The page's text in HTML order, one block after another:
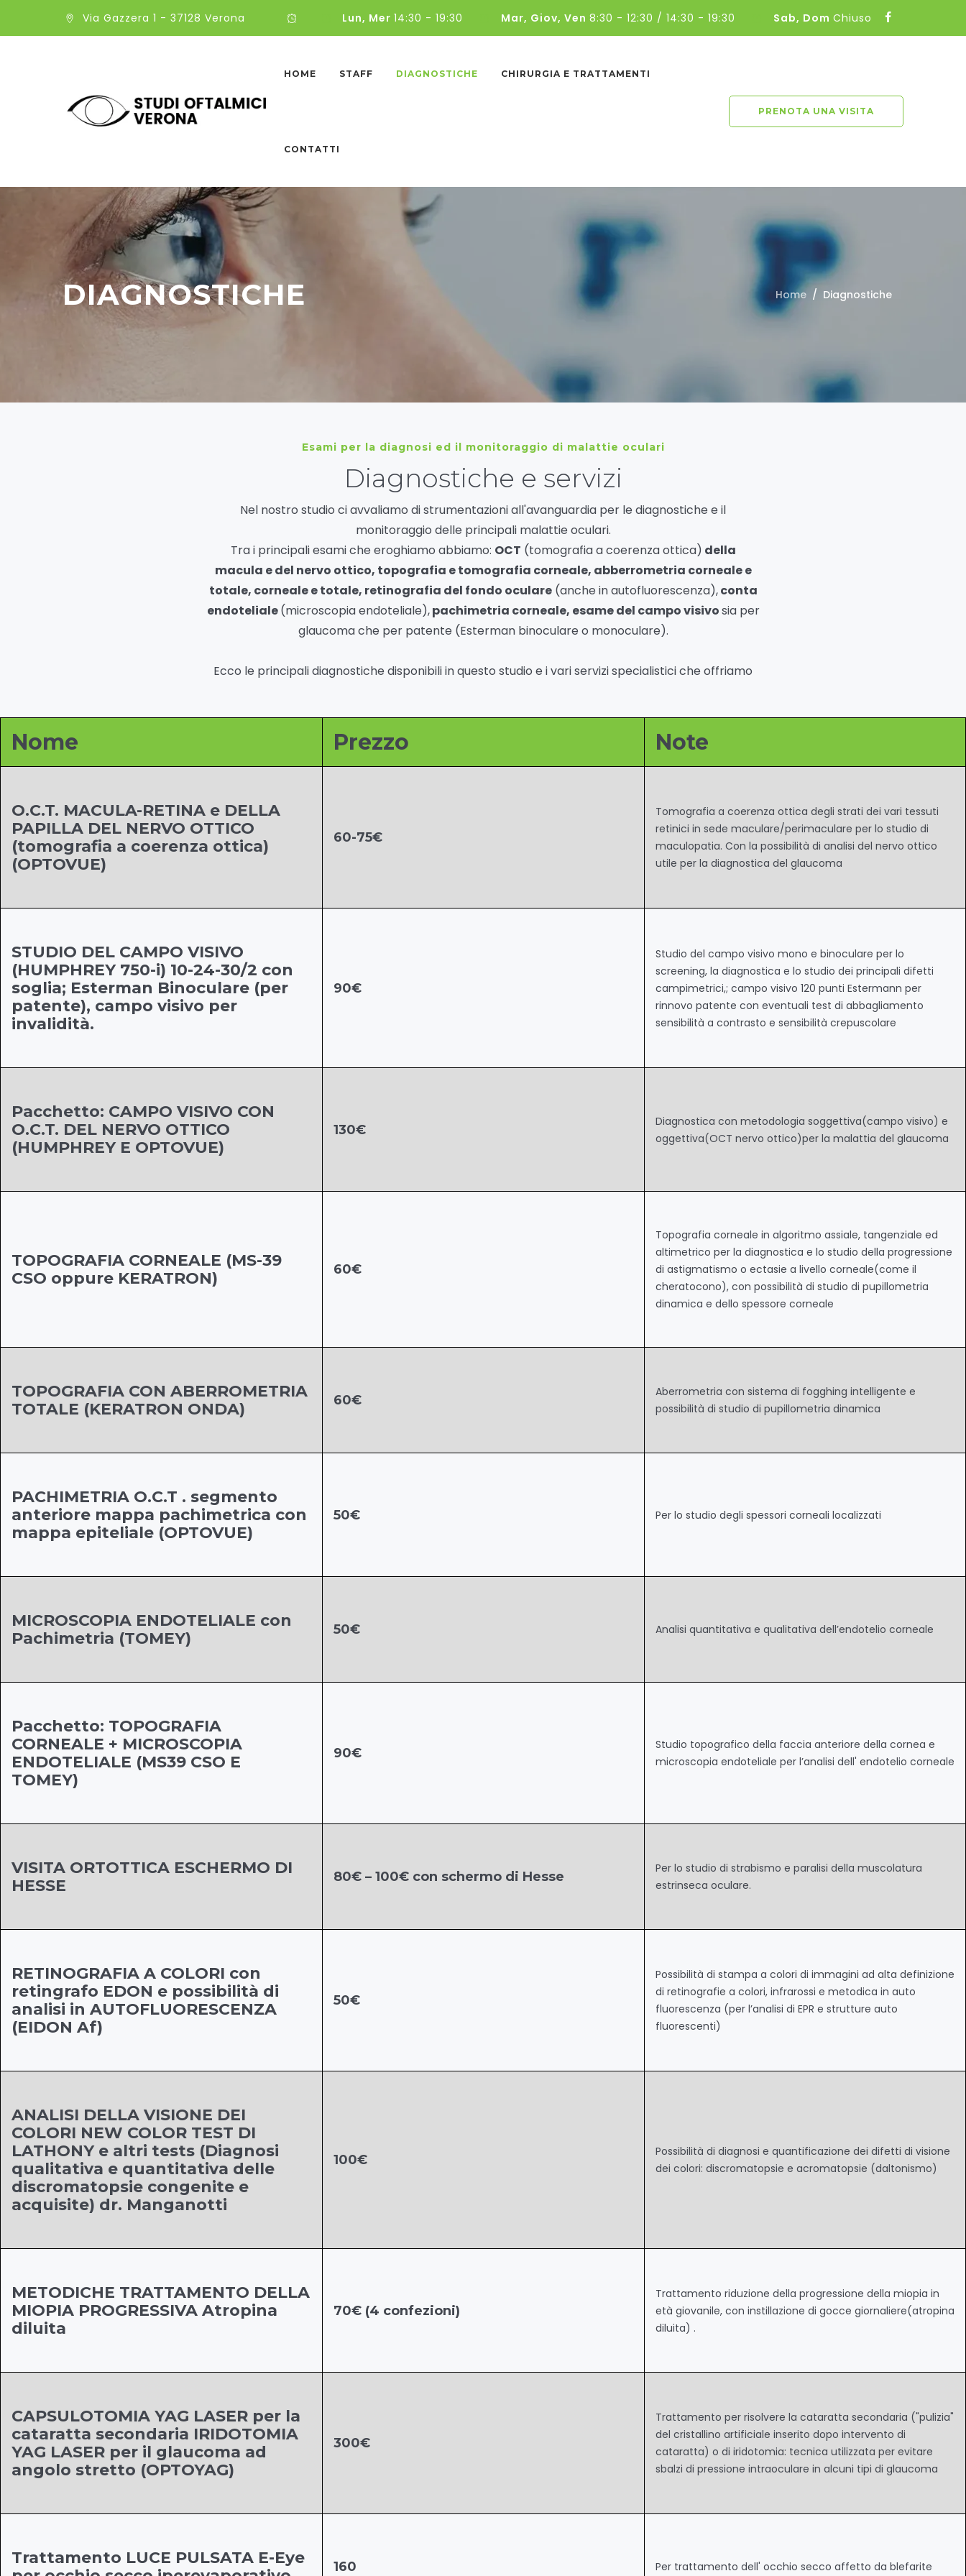
Via Gazzera 1 - 37128 Verona Lun, Mer14:30 - 19:30 Mar, Giov, Ven8:30 - 12:30 / 14:30 - 19:30 Sab, Dom Chiuso
HOME STAFF DIAGNOSTICHE CHIRURGIA E TRATTAMENTI
CONTATTI
PRENOTA UNA VISITA
DIAGNOSTICHE Home Diagnostiche
Esami per la diagnosi ed il monitoraggio di malattie oculari
Diagnostiche e servizi
Nel nostro studio ci avvaliamo di strumentazioni all'avanguardia per le diagnostiche e il
monitoraggio delle principali malattie oculari.
Tra i principali esami che eroghiamo abbiamo: OCT (tomografia a coerenza ottica) della
macula e del nervo ottico, topografia e tomografia corneale, abberrometria corneale e
totale, corneale e totale, retinografia del fondo oculare(anche in autofluorescenza),conta
endoteliale(microscopia endoteliale),pachimetria corneale, esame del campo visivosia per
glaucoma che per patente (Esterman binoculare o monoculare).
Ecco le principali diagnostiche disponibili in questo studio e i vari servizi specialistici che offriamo
Nome Prezzo Note
O.C.T. MACULA-RETINA e DELLA
PAPILLA DEL NERVO OTTICO
(tomografia a coerenza ottica)
(OPTOVUE)
60-75€
Tomografia a coerenza ottica degli strati dei vari tessuti
retinici in sede maculare/perimaculare per lo studio di
maculopatia. Con la possibilità di analisi del nervo ottico
utile per la diagnostica del glaucoma
STUDIO DEL CAMPO VISIVO
(HUMPHREY 750-i) 10-24-30/2 con
soglia; Esterman Binoculare (per
patente), campo visivo per
invalidità.
90€
Studio del campo visivo mono e binoculare per lo
screening, la diagnostica e lo studio dei principali difetti
campimetrici,; campo visivo 120 punti Estermann per
rinnovo patente con eventuali test di abbagliamento
sensibilità a contrasto e sensibilità crepuscolare
Pacchetto: CAMPO VISIVO CON
O.C.T. DEL NERVO OTTICO
(HUMPHREY E OPTOVUE)
130€
Diagnostica con metodologia soggettiva(campo visivo) e
oggettiva(OCT nervo ottico)per la malattia del glaucoma
TOPOGRAFIA CORNEALE (MS-39
CSO oppure KERATRON)
60€
Topografia corneale in algoritmo assiale, tangenziale ed
altimetrico per la diagnostica e lo studio della progressione
di astigmatismo o ectasie a livello corneale(come il
cheratocono), con possibilità di studio di pupillometria
dinamica e dello spessore corneale
TOPOGRAFIA CON ABERROMETRIA
TOTALE (KERATRON ONDA)
60€
Aberrometria con sistema di fogghing intelligente e
possibilità di studio di pupillometria dinamica
PACHIMETRIA O.C.T . segmento
anteriore mappa pachimetrica con
mappa epiteliale (OPTOVUE)
50€ Per lo studio degli spessori corneali localizzati
MICROSCOPIA ENDOTELIALE con
Pachimetria (TOMEY)
50€ Analisi quantitativa e qualitativa dell’endotelio corneale
Pacchetto: TOPOGRAFIA
CORNEALE + MICROSCOPIA
ENDOTELIALE (MS39 CSO E
TOMEY)
90€
Studio topografico della faccia anteriore della cornea e
microscopia endoteliale per l’analisi dell' endotelio corneale
VISITA ORTOTTICA ESCHERMO DI
HESSE
80€ – 100€ con schermo di Hesse
Per lo studio di strabismo e paralisi della muscolatura
estrinseca oculare.
RETINOGRAFIA A COLORI con
retingrafo EDON e possibilità di
analisi in AUTOFLUORESCENZA
(EIDON Af)
50€
Possibilità di stampa a colori di immagini ad alta definizione
di retinografie a colori, infrarossi e metodica in auto
fluorescenza (per l’analisi di EPR e strutture auto
fluorescenti)
ANALISI DELLA VISIONE DEI
COLORI NEW COLOR TEST DI
LATHONY e altri tests (Diagnosi
qualitativa e quantitativa delle
discromatopsie congenite e
acquisite) dr. Manganotti
100€
Possibilità di diagnosi e quantificazione dei difetti di visione
dei colori: discromatopsie e acromatopsie (daltonismo)
METODICHE TRATTAMENTO DELLA
MIOPIA PROGRESSIVA Atropina
diluita
70€ (4 confezioni)
Trattamento riduzione della progressione della miopia in
età giovanile, con instillazione di gocce giornaliere(atropina
diluita) .
CAPSULOTOMIA YAG LASER per la
cataratta secondaria IRIDOTOMIA
YAG LASER per il glaucoma ad
angolo stretto (OPTOYAG)
300€
Trattamento per risolvere la cataratta secondaria ("pulizia"
del cristallino artificiale inserito dopo intervento di
cataratta) o di iridotomia: tecnica utilizzata per evitare
sbalzi di pressione intraoculare in alcuni tipi di glaucoma
Trattamento LUCE PULSATA E-Eye
160 Per trattamento dell' occhio secco affetto da blefarite